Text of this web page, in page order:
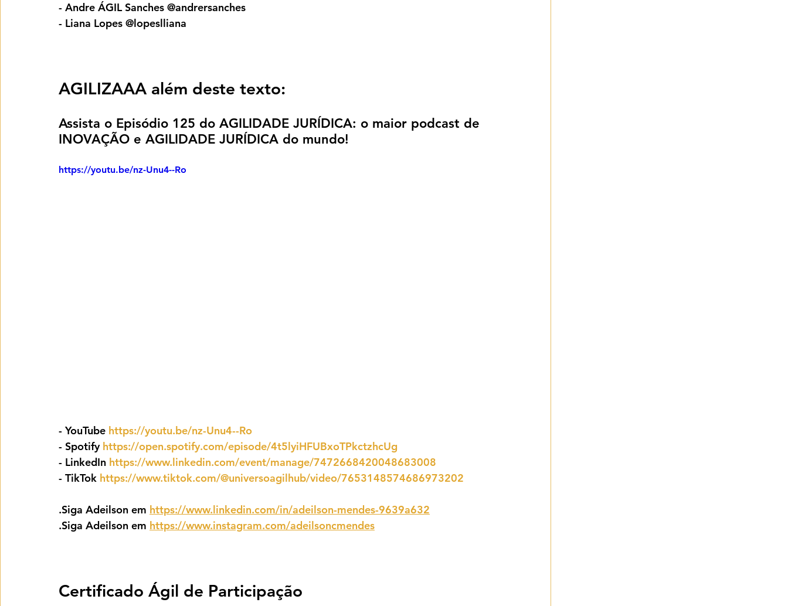
- Andre ÁGIL Sanches @andrersanches
- Liana Lopes @lopeslliana
AGILIZAAA além deste texto:
Assista o Episódio 125 do AGILIDADE JURÍDICA: o maior podcast de
INOVAÇÃO e AGILIDADE JURÍDICA do mundo!
https://youtu.be/nz-Unu4--Ro
- YouTube https://youtu.be/nz-Unu4--Ro
- ⁠Spotify https://open.spotify.com/episode/4t5lyiHFUBxoTPkctzhcUg
- ⁠LinkedIn https://www.linkedin.com/event/manage/7472668420048683008
- TikTok https://www.tiktok.com/@universoagilhub/video/7653148574686973202
.Siga Adeilson em https://www.linkedin.com/in/adeilson-mendes-9639a632
.Siga Adeilson em https://www.instagram.com/adeilsoncmendes
Certificado Ágil de Participação